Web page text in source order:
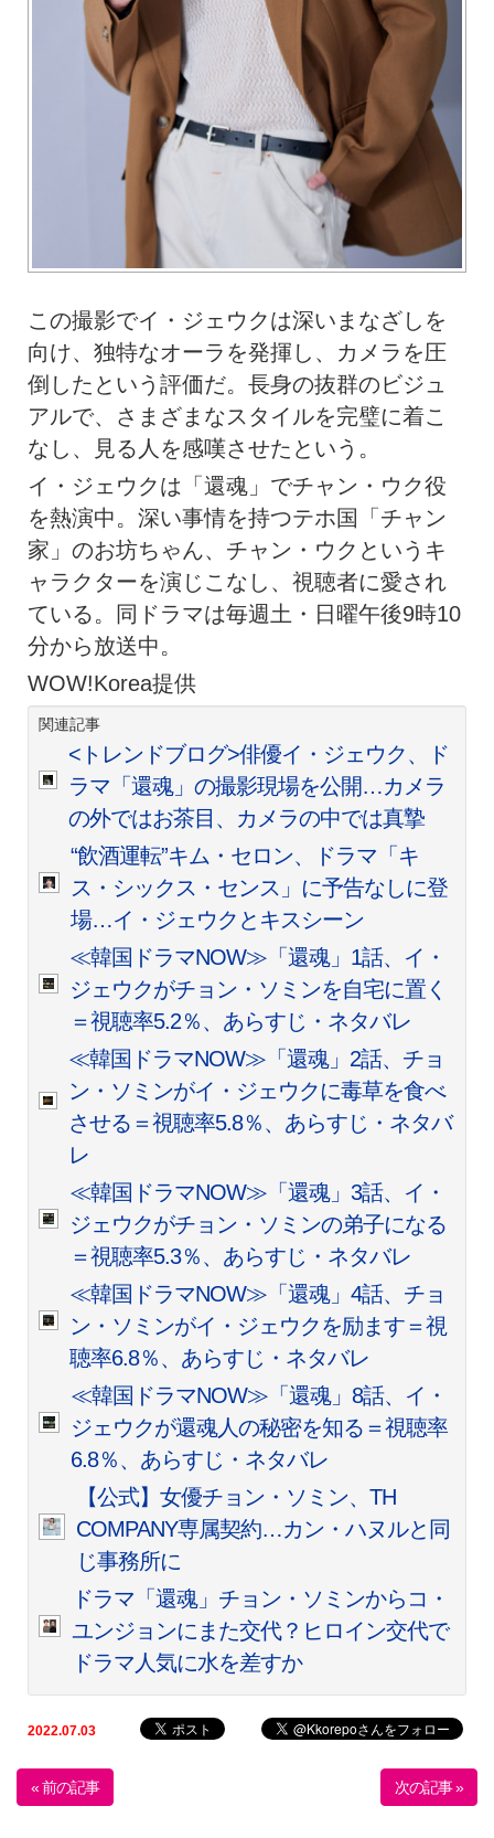
この撮影でイ・ジェウクは深いまなざしを
向け、独特なオーラを発揮し、カメラを圧
倒したという評価だ。長身の抜群のビジュ
アルで、さまざまなスタイルを完璧に着こ
なし、見る人を感嘆させたという。
イ・ジェウクは「還魂」でチャン・ウク役
を熱演中。深い事情を持つテホ国「チャン
家」のお坊ちゃん、チャン・ウクというキ
ャラクターを演じこなし、視聴者に愛され
ている。同ドラマは毎週土・日曜午後9時10
分から放送中。
WOW!Korea提供
関連記事
<トレンドブログ>俳優イ・ジェウク、ド
ラマ「還魂」の撮影現場を公開…カメラ
の外ではお茶目、カメラの中では真摯
“飲酒運転”キム・セロン、ドラマ「キ
ス・シックス・センス」に予告なしに登
場…イ・ジェウクとキスシーン
≪韓国ドラマNOW≫「還魂」1話、イ・
ジェウクがチョン・ソミンを自宅に置く
＝視聴率5.2％、あらすじ・ネタバレ
≪韓国ドラマNOW≫「還魂」2話、チョ
ン・ソミンがイ・ジェウクに毒草を食べ
させる＝視聴率5.8％、あらすじ・ネタバ
レ
≪韓国ドラマNOW≫「還魂」3話、イ・
ジェウクがチョン・ソミンの弟子になる
＝視聴率5.3％、あらすじ・ネタバレ
≪韓国ドラマNOW≫「還魂」4話、チョ
ン・ソミンがイ・ジェウクを励ます＝視
聴率6.8％、あらすじ・ネタバレ
≪韓国ドラマNOW≫「還魂」8話、イ・
ジェウクが還魂人の秘密を知る＝視聴率
6.8％、あらすじ・ネタバレ
【公式】女優チョン・ソミン、TH
COMPANY専属契約…カン・ハヌルと同
じ事務所に
ドラマ「還魂」チョン・ソミンからコ・
ユンジョンにまた交代？ヒロイン交代で
ドラマ人気に水を差すか
2022.07.03
« 前の記事 次の記事 »